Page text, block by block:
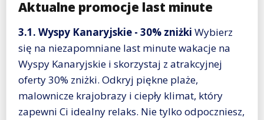
Aktualne promocje last minute
3.1. Wyspy Kanaryjskie - 30% zniżki Wybierz
się na niezapomniane last minute wakacje na
Wyspy Kanaryjskie i skorzystaj z atrakcyjnej
oferty 30% zniżki. Odkryj piękne plaże,
malownicze krajobrazy i ciepły klimat, który
zapewni Ci idealny relaks. Nie tylko odpoczniesz,